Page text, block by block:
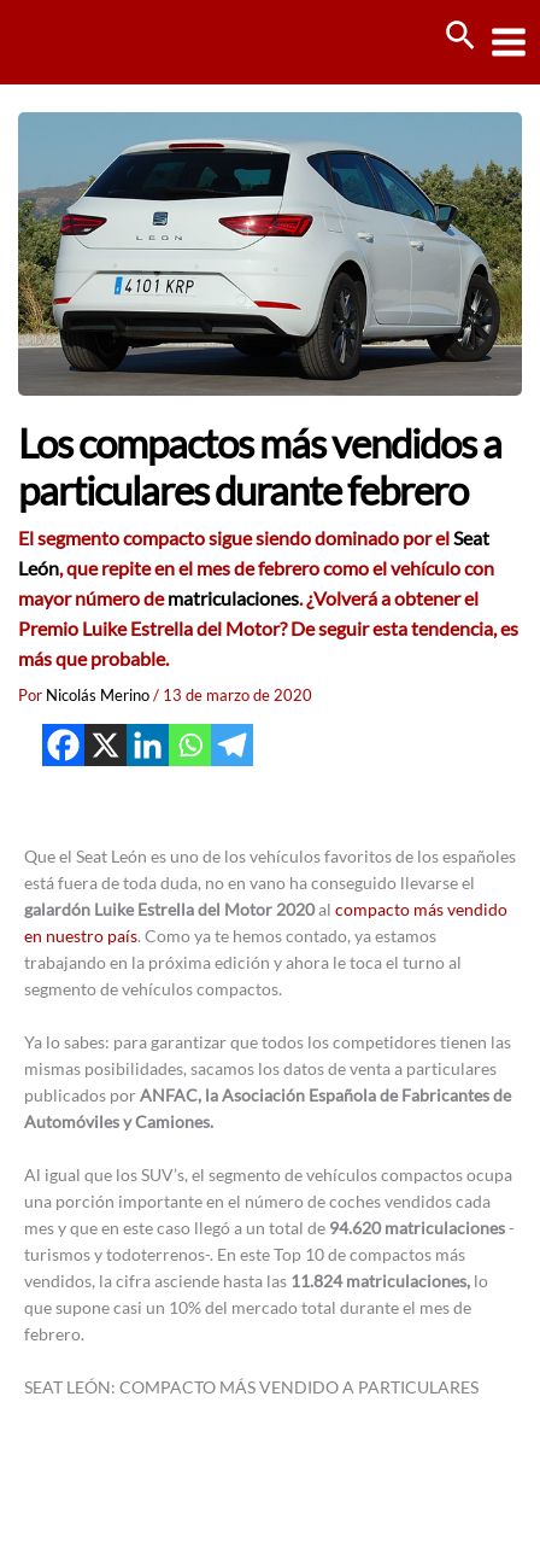
Los compactos más vendidos a
particulares durante febrero
El segmento compacto sigue siendo dominado por elSeat
León, que repite en el mes de febrero como el vehículo con
mayor número dematriculaciones. ¿Volverá a obtener el
Premio Luike Estrella del Motor? De seguir esta tendencia, es
más que probable.
Por Nicolás Merino/ 13 de marzo de 2020
Que el Seat León es uno de los vehículos favoritos de los españoles
está fuera de toda duda, no en vano ha conseguido llevarse el
galardón Luike Estrella del Motor 2020al compacto más vendido
en nuestro país. Como ya te hemos contado, ya estamos
trabajando en la próxima edición y ahora le toca el turno al
segmento de vehículos compactos.
Ya lo sabes: para garantizar que todos los competidores tienen las
mismas posibilidades, sacamos los datos de venta a particulares
publicados porANFAC, la Asociación Española de Fabricantes de
Automóviles y Camiones.
Al igual que los SUV’s, el segmento de vehículos compactos ocupa
una porción importante en el número de coches vendidos cada
mes y que en este caso llegó a un total de 94.620 matriculaciones-
turismos y todoterrenos-. En este Top 10 de compactos más
vendidos, la cifra asciende hasta las 11.824 matriculaciones, lo
que supone casi un 10% del mercado total durante el mes de
febrero.
SEAT LEÓN: COMPACTO MÁS VENDIDO A PARTICULARES